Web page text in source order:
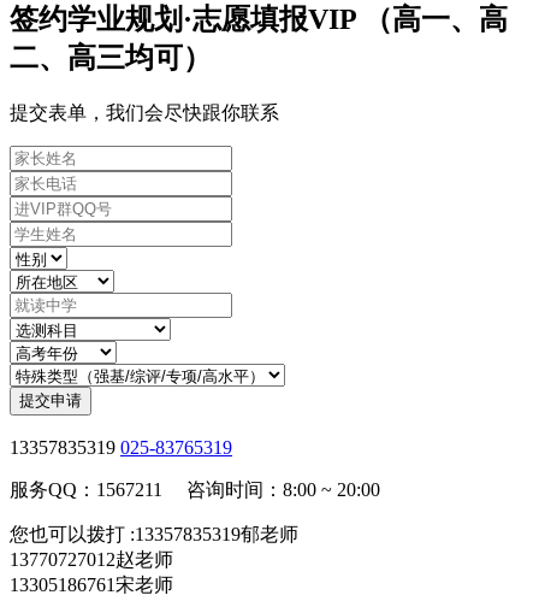
签约学业规划·志愿填报VIP （高一、高
二、高三均可）
提交表单，我们会尽快跟你联系
提交申请
13357835319 025-83765319
服务QQ：1567211 咨询时间：8:00 ~ 20:00
您也可以拨打 :13357835319郁老师
13770727012赵老师
13305186761宋老师